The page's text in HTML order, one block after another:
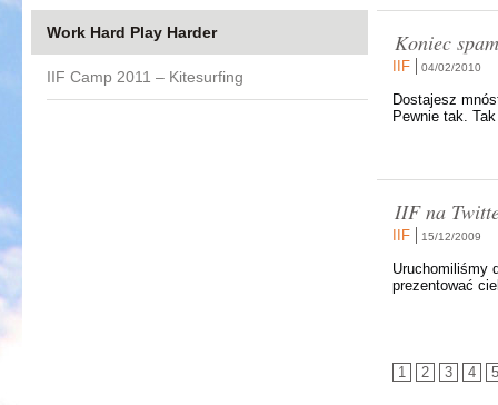
Work Hard Play Harder
IIF Camp 2011 – Kitesurfing
Koniec
IIF 04/02/2010
Dostajesz
Pewnie tak.
IIF na
IIF 15/12/2009
Uruchomiliśmy
prezentować
1 2 3 4 5